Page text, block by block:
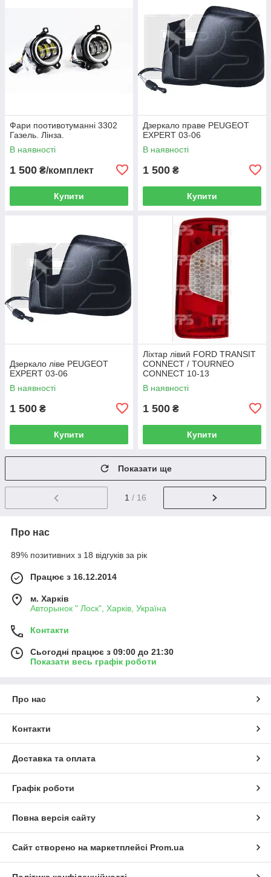
Фари поотивотуманні 3302
Газель. Лінза.
В наявності
1 500 ₴/комплект
Купити
Дзеркало праве PEUGEOT
EXPERT 03-06
В наявності
1 500 ₴
Купити
Дзеркало ліве PEUGEOT
EXPERT 03-06
В наявності
1 500 ₴
Купити
Ліхтар лівий FORD TRANSIT
CONNECT / TOURNEO
CONNECT 10-13
В наявності
1 500 ₴
Купити
Показати ще
1 / 16
Про нас
89% позитивних з 18 відгуків за рік
Працює з 16.12.2014
м. Харків
Авторынок " Лоск", Харків, Україна
Контакти
Сьогодні працює з 09:00 до 21:30
Показати весь графік роботи
Про нас
Контакти
Доставка та оплата
Графік роботи
Повна версія сайту
Сайт створено на маркетплейсі Prom.ua